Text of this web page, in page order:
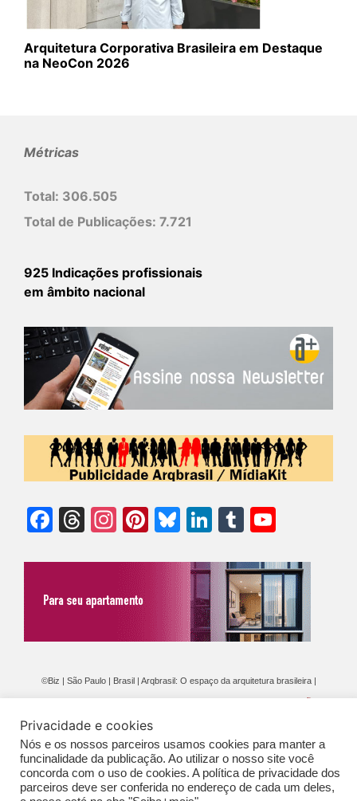
Arquitetura Corporativa Brasileira em Destaque
na NeoCon 2026
Métricas
Total: 306.505
Total de Publicações: 7.721
925 Indicações profissionais
em âmbito nacional
Facebook
Threads
Instagram
Pinterest
Bluesky
LinkedIn
Tumblr
©Biz | São Paulo | Brasil | Arqbrasil: O espaço da arquitetura brasileira |
GERAIS DE PUBLICAÇÃO (CGP
Privacidade e cookies
Nós e os nossos parceiros usamos cookies para manter a
funcinalidade da publicação. Ao utilizar o nosso site você
concorda com o uso de cookies. A política de privacidade dos
parceiros deve ser conferida no endereço de cada um deles,